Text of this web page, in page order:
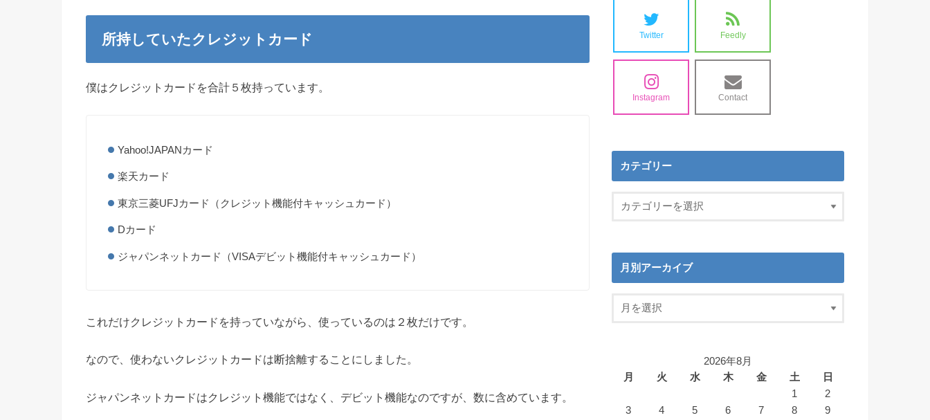
所持していたクレジットカード
僕はクレジットカードを合計５枚持っています。
Yahoo!JAPANカード
楽天カード
東京三菱UFJカード（クレジット機能付キャッシュカード）
Dカード
ジャパンネットカード（VISAデビット機能付キャッシュカード）
これだけクレジットカードを持っていながら、使っているのは２枚だけです。
なので、使わないクレジットカードは断捨離することにしました。
ジャパンネットカードはクレジット機能ではなく、デビット機能なのですが、数に含めています。
Twitter Feedly
Instagram Contact
カテゴリー
月別アーカイブ
2026年8月
月
火 水 木 金 土
日
1
2
3
4 5 6 7 8
9